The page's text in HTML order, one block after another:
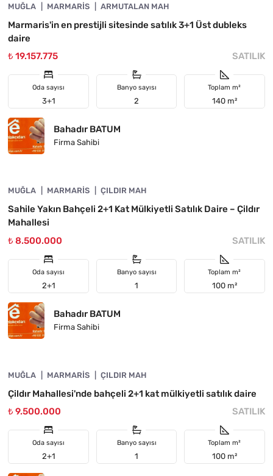
YATIRIMA UYGUN
MUĞLA MARMARIS ARMUTALAN MAH
Marmaris'in en prestijli sitesinde satılık 3+1 Üst dubleks
daire
₺ 19.157.775
SATILIK
Oda sayısı
3+1
Banyo sayısı
2
Toplam m²
140 m²
Bahadır BATUM
Firma Sahibi
YATIRIMA UYGUN
MUĞLA MARMARIS ÇILDIR MAH
Sahile Yakın Bahçeli 2+1 Kat Mülkiyetli Satılık Daire – Çildır
Mahallesi
₺ 8.500.000
SATILIK
Oda sayısı
2+1
Banyo sayısı
1
Toplam m²
100 m²
Bahadır BATUM
Firma Sahibi
YATIRIMA UYGUN
MUĞLA MARMARIS ÇILDIR MAH
Çildır Mahallesi'nde bahçeli 2+1 kat mülkiyetli satılık daire
₺ 9.500.000
SATILIK
Oda sayısı
2+1
Banyo sayısı
1
Toplam m²
100 m²